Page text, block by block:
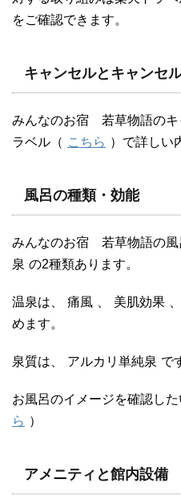
をご確認できます。
キャンセルとキャンセ
みんなのお宿 若草物語のキ
ラベル（ こちら ）で詳しい
風呂の種類・効能
みんなのお宿 若草物語の風
泉 の2種類あります。
温泉は、 痛風 美肌効果
めます。
泉質は、 アルカリ単純泉 で
お風呂のイメージを確認し
ら ）
アメニティと館内設備